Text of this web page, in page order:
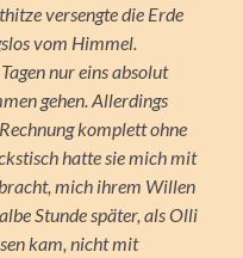
versengte die Erde
vom Himmel.
nur eins absolut
gehen. Allerdings
komplett ohne
hatte sie mich mit
mich ihrem Willen
Stunde später, als Olli
kam, nicht mit